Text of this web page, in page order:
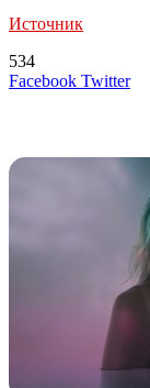
Источник
534
Facebook Twitter